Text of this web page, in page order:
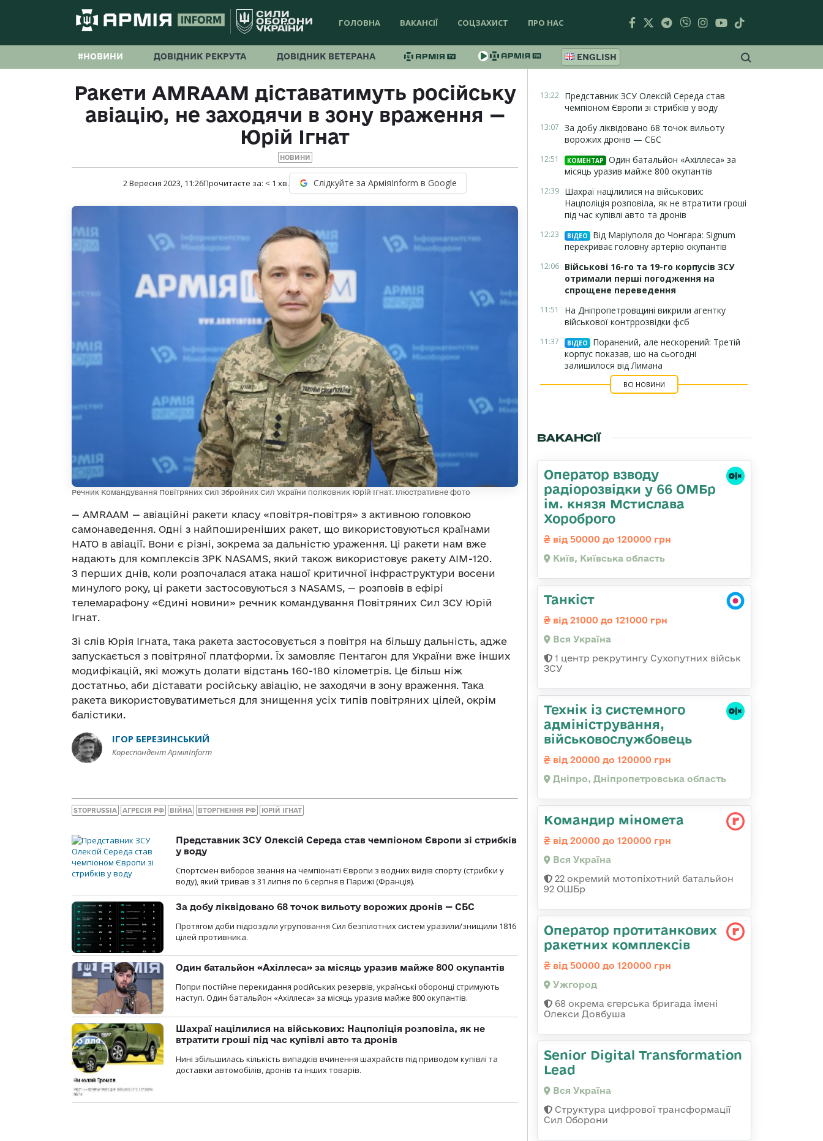
ГОЛОВНА ВАКАНСІЇ СОЦЗАХИСТ ПРО НАС
#НОВИНИ ДОВІДНИК РЕКРУТА ДОВІДНИК ВЕТЕРАНА ENGLISH
Ракети AMRAAM діставатимуть російську
авіацію, не заходячи в зону враження —
Юрій Ігнат
НОВИНИ
2 Вересня 2023, 11:26Прочитаєте за: < 1 хв. Слідкуйте за АрміяInform в Google
Речник Командування Повітряних Сил Збройних Сил України полковник Юрій Ігнат. Ілюстративне фото
— AMRAAM — авіаційні ракети класу «повітря-повітря» з активною головкою
самонаведення. Одні з найпоширеніших ракет, що використовуються країнами
НАТО в авіації. Вони є різні, зокрема за дальністю ураження. Ці ракети нам вже
надають для комплексів ЗРК NASAMS, який також використовує ракету AIM-120.
З перших днів, коли розпочалася атака нашої критичної інфраструктури восени
минулого року, ці ракети застосовуються з NASAMS, — розповів в ефірі
телемарафону «Єдині новини» речник командування Повітряних Сил ЗСУ Юрій
Ігнат.
Зі слів Юрія Ігната, така ракета застосовується з повітря на більшу дальність, адже
запускається з повітряної платформи. Їх замовляє Пентагон для України вже інших
модифікацій, які можуть долати відстань 160-180 кілометрів. Це більш ніж
достатньо, аби діставати російську авіацію, не заходячи в зону враження. Така
ракета використовуватиметься для знищення усіх типів повітряних цілей, окрім
балістики.
ІГОР БЕРЕЗИНСЬКИЙ
Кореспондент АрміяInform
STOPRUSSIA АГРЕСІЯ РФ ВІЙНА ВТОРГНЕННЯ РФ ЮРІЙ ІГНАТ
Представник ЗСУ Олексій Середа став чемпіоном Європи зі стрибків
у воду
Спортсмен виборов звання на чемпіонаті Європи з водних видів спорту (стрибки у
воду), який тривав з 31 липня по 6 серпня в Парижі (Франція).
За добу ліквідовано 68 точок вильоту ворожих дронів — СБС
Протягом доби підрозділи угруповання Сил безпілотних систем уразили/знищили 1816
цілей противника.
Один батальйон «Ахіллеса» за місяць уразив майже 800 окупантів
Попри постійне перекидання російських резервів, українські оборонці стримують
наступ. Один батальйон «Ахіллеса» за місяць уразив майже 800 окупантів.
Шахраї націлилися на військових: Нацполіція розповіла, як не
втратити гроші під час купівлі авто та дронів
Нині збільшилась кількість випадків вчинення шахрайств під приводом купівлі та
доставки автомобілів, дронів та інших товарів.
13:22 Представник ЗСУ Олексій Середа став
чемпіоном Європи зі стрибків у воду
13:07 За добу ліквідовано 68 точок вильоту
ворожих дронів — СБС
12:51 КОМЕНТАР
Один батальйон «Ахіллеса» за
місяць уразив майже 800 окупантів
12:39 Шахраї націлилися на військових:
Нацполіція розповіла, як не втратити гроші
під час купівлі авто та дронів
12:23 ВІДЕО
Від Маріуполя до Чонгара: Signum
перекриває головну артерію окупантів
12:06 Військові 16-го та 19-го корпусів ЗСУ
отримали перші погодження на
спрощене переведення
11:51
На Дніпропетровщині викрили агентку
військової контррозвідки фсб
11:37 ВІДЕО
Поранений, але нескорений: Третій
корпус показав, шо на сьогодні
залишилося від Лимана
ВСІ НОВИНИ
ВАКАНСІЇ
Оператор взводу
радіорозвідки у 66 ОМБр
ім. князя Мстислава
Хороброго
від 50000 до 120000 грн
Київ, Київська область
Танкіст
від 21000 до 121000 грн
Вся Україна
1 центр рекрутингу Сухопутних військ
ЗСУ
Технік із системного
адміністрування,
військовослужбовець
від 20000 до 120000 грн
Дніпро, Дніпропетровська область
Командир міномета
від 20000 до 120000 грн
Вся Україна
22 окремий мотопіхотний батальйон
92 ОШБр
Оператор протитанкових
ракетних комплексів
від 50000 до 120000 грн
Ужгород
68 окрема єгерська бригада імені
Олекси Довбуша
Senior Digital Transformation
Lead
Вся Україна
Структура цифрової трансформації
Сил Оборони